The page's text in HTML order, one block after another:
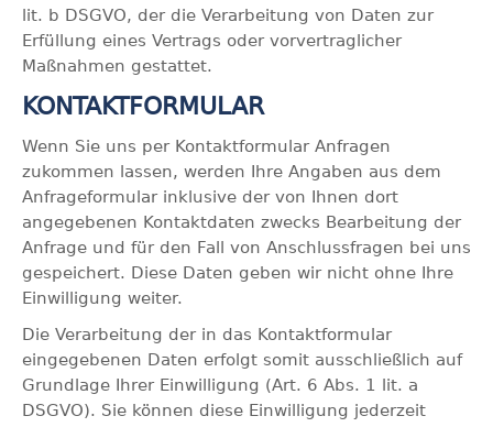
lit. b DSGVO, der die Verarbeitung von Daten zur
Erfüllung eines Vertrags oder vorvertraglicher
Maßnahmen gestattet.
KONTAKTFORMULAR
Wenn Sie uns per Kontaktformular Anfragen
zukommen lassen, werden Ihre Angaben aus dem
Anfrageformular inklusive der von Ihnen dort
angegebenen Kontaktdaten zwecks Bearbeitung der
Anfrage und für den Fall von Anschlussfragen bei uns
gespeichert. Diese Daten geben wir nicht ohne Ihre
Einwilligung weiter.
Die Verarbeitung der in das Kontaktformular
eingegebenen Daten erfolgt somit ausschließlich auf
Grundlage Ihrer Einwilligung (Art. 6 Abs. 1 lit. a
DSGVO). Sie können diese Einwilligung jederzeit